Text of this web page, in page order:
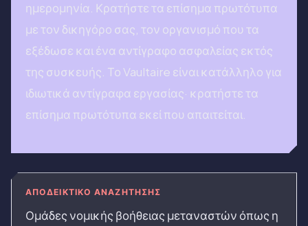
ημερομηνία. Κρατήστε τα επίσημα πρωτότυπα
με τον δικηγόρο σας, τον οργανισμό που τα
εξέδωσε και ένα αντίγραφο ασφαλείας εκτός
της συσκευής. Το Vaultaire είναι κατάλληλο για
ιδιωτικά αντίγραφα εργασίας· κρατήστε τα
επίσημα πρωτότυπα εκεί που απαιτείται.
ΑΠΟΔΕΙΚΤΙΚΌ ΑΝΑΖΉΤΗΣΗΣ
Ομάδες νομικής βοήθειας μεταναστών όπως η